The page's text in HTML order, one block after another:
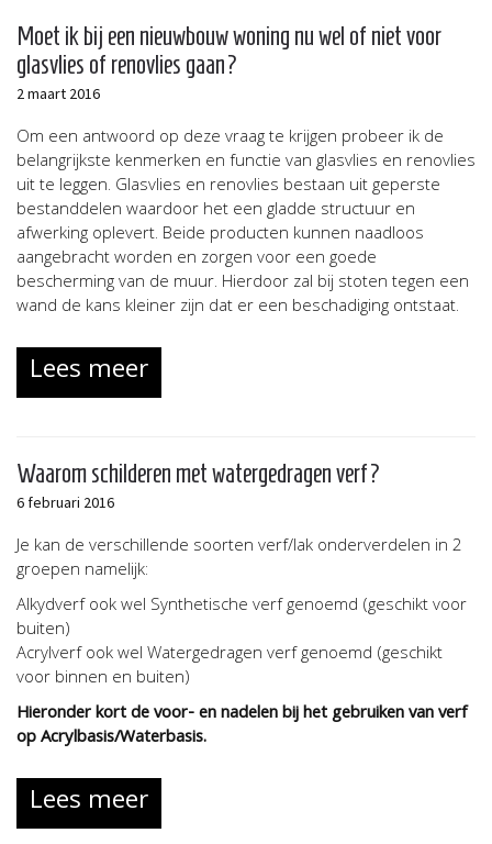
Moet ik bij een nieuwbouw woning nu wel of niet voor
glasvlies of renovlies gaan?
2 maart 2016
Om een antwoord op deze vraag te krijgen probeer ik de
belangrijkste kenmerken en functie van glasvlies en renovlies
uit te leggen. Glasvlies en renovlies bestaan uit geperste
bestanddelen waardoor het een gladde structuur en
afwerking oplevert. Beide producten kunnen naadloos
aangebracht worden en zorgen voor een goede
bescherming van de muur. Hierdoor zal bij stoten tegen een
wand de kans kleiner zijn dat er een beschadiging ontstaat.
Lees meer
Waarom schilderen met watergedragen verf?
6 februari 2016
Je kan de verschillende soorten verf/lak onderverdelen in 2
groepen namelijk:
Alkydverf ook wel Synthetische verf genoemd (geschikt voor
buiten)
Acrylverf ook wel Watergedragen verf genoemd (geschikt
voor binnen en buiten)
Hieronder kort de voor- en nadelen bij het gebruiken van verf
op Acrylbasis/Waterbasis.
Lees meer